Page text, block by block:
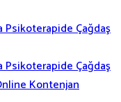
Psikoterapide Çağdaş
Psikoterapide Çağdaş
Kontenjan